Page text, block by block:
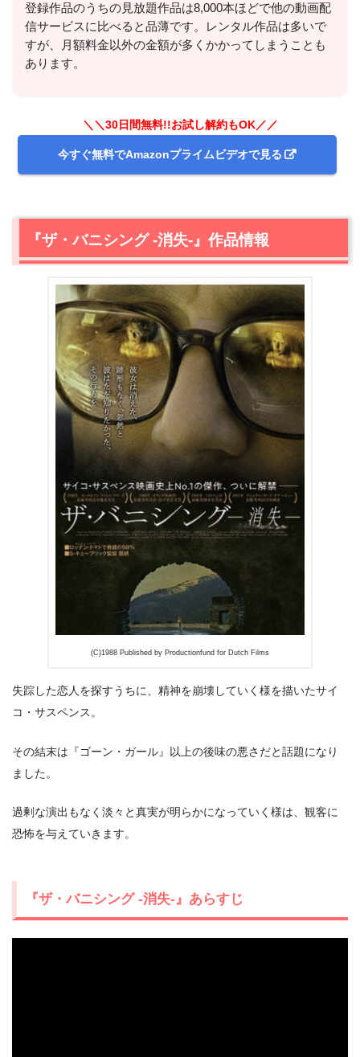
CD/DVD宅配レンタル
＼＼30日間無料!!お試し解約もOK／／
今すぐ無料でTSUTAYA TVで見る
出典:TSUTAYA TV
登録作品のうちの見放題作品は8,000本ほどで他の動画配
信サービスに比べると品薄です。レンタル作品は多いで
すが、月額料金以外の金額が多くかかってしまうことも
あります。
＼＼30日間無料!!お試し解約もOK／／
今すぐ無料でAmazonプライムビデオで見る
『ザ・バニシング -消失-』作品情報
(C)1988 Published by Productionfund for Dutch Films
失踪した恋人を探すうちに、精神を崩壊していく様を描いたサイ
コ・サスペンス。
その結末は『ゴーン・ガール』以上の後味の悪さだと話題になり
ました。
過剰な演出もなく淡々と真実が明らかになっていく様は、観客に
恐怖を与えていきます。
『ザ・バニシング -消失-』あらすじ